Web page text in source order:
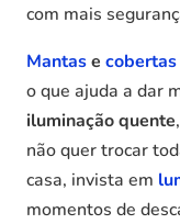
com mais
Mantase cobertas
o que ajuda a dar
iluminação quente
não quer trocar
casa, invista em
momentos de